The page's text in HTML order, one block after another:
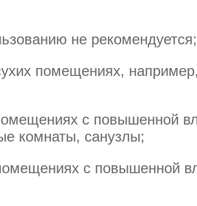
не рекомендуется;
помещениях,
с повышенной
комнаты, санузлы;
с повышенной